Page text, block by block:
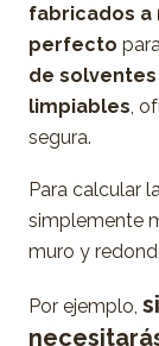
fabricados a
perfecto
de
limpiables,
segura.
Para calcular
simplemente
muro y
Por ejemplo,